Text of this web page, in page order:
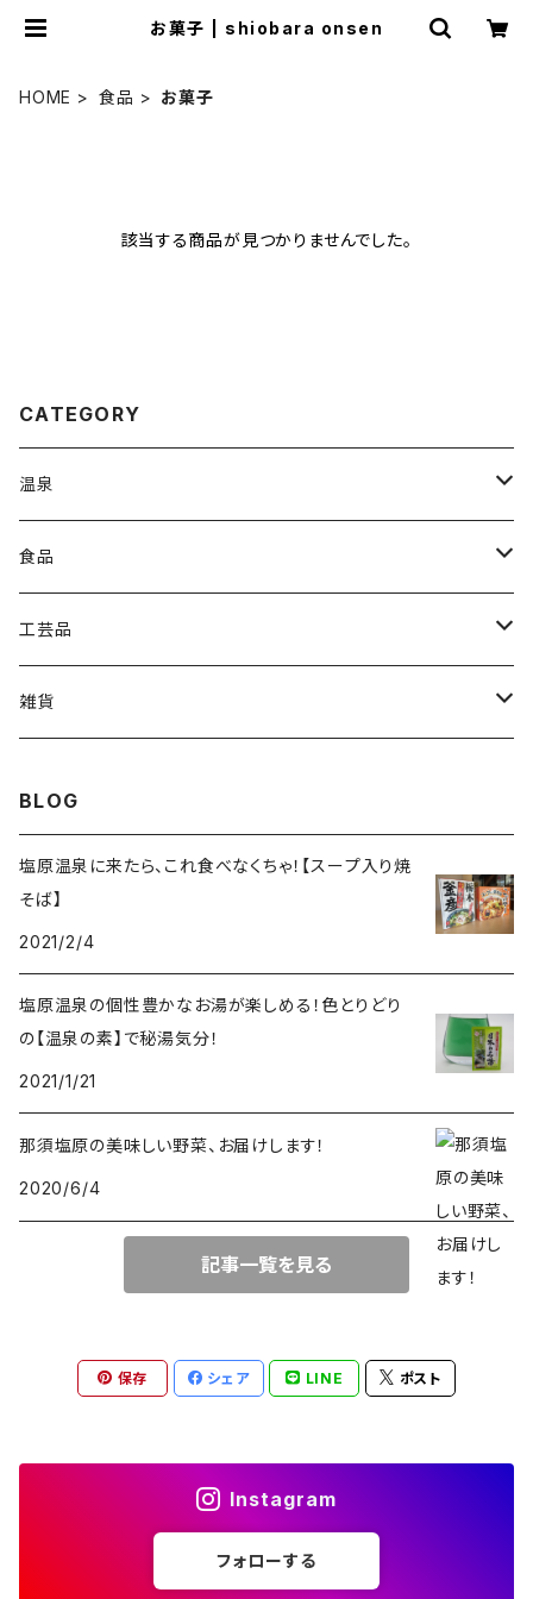
お菓子 | shiobara onsen
HOME 食品 お菓子
該当する商品が見つかりませんでした。
CATEGORY
温泉
美容
入浴剤
食品
お菓子
スープ入り焼そば
工芸品
経木
雑貨
BLOG
塩原温泉に来たら、これ食べなくちゃ！【スープ入り焼
そば】
2021/2/4
塩原温泉の個性豊かなお湯が楽しめる！色とりどり
の【温泉の素】で秘湯気分！
2021/1/21
那須塩原の美味しい野菜、お届けします！
2020/6/4
記事一覧を見る
保存 シェア LINE ポスト
Instagram
フォローする